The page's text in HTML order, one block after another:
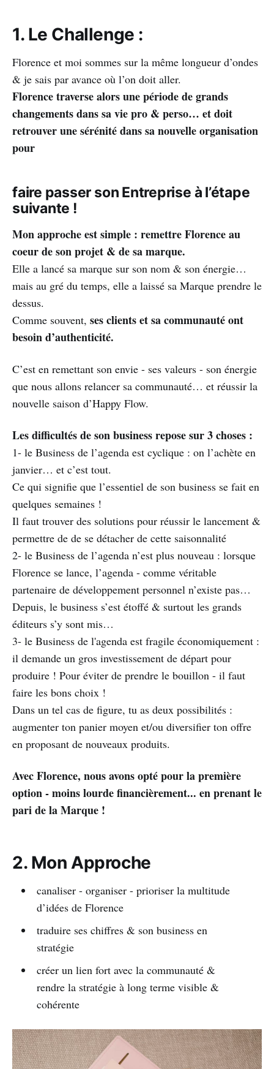
1. Le Challenge :
Florence et moi sommes sur la même longueur d’ondes
& je sais par avance où l’on doit aller.
Florence traverse alors une période de grands
changements dans sa vie pro & perso… et doit
retrouver une sérénité dans sa nouvelle organisation
pour
faire passer son Entreprise à l’étape
suivante !
Mon approche est simple : remettre Florence au
coeur de son projet & de sa marque.
Elle a lancé sa marque sur son nom & son énergie…
mais au gré du temps, elle a laissé sa Marque prendre le
dessus.
Comme souvent, ses clients et sa communauté ont
besoin d’authenticité.
C’est en remettant son envie - ses valeurs - son énergie
que nous allons relancer sa communauté… et réussir la
nouvelle saison d’Happy Flow.
Les difficultés de son business repose sur 3 choses :
1- le Business de l’agenda est cyclique : on l’achète en
janvier… et c’est tout.
Ce qui signifie que l’essentiel de son business se fait en
quelques semaines !
Il faut trouver des solutions pour réussir le lancement &
permettre de de se détacher de cette saisonnalité
2- le Business de l’agenda n’est plus nouveau : lorsque
Florence se lance, l’agenda - comme véritable
partenaire de développement personnel n’existe pas…
Depuis, le business s’est étoffé & surtout les grands
éditeurs s’y sont mis…
3- le Business de l'agenda est fragile économiquement :
il demande un gros investissement de départ pour
produire ! Pour éviter de prendre le bouillon - il faut
faire les bons choix !
Dans un tel cas de figure, tu as deux possibilités :
augmenter ton panier moyen et/ou diversifier ton offre
en proposant de nouveaux produits.
Avec Florence, nous avons opté pour la première
option - moins lourde financièrement... en prenant le
pari de la Marque !
2. Mon Approche
canaliser - organiser - prioriser la multitude
d’idées de Florence
traduire ses chiffres & son business en
stratégie
créer un lien fort avec la communauté &
rendre la stratégie à long terme visible &
cohérente